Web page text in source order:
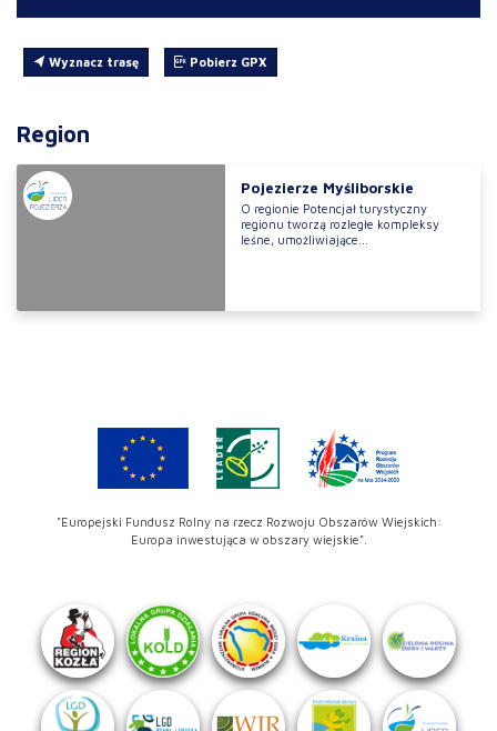
Wyznacz trasę Pobierz GPX
Region
Pojezierze Myśliborskie
O regionie Potencjał turystyczny
regionu tworzą rozległe kompleksy
leśne, umożliwiające...
"Europejski Fundusz Rolny na rzecz Rozwoju Obszarów Wiejskich:
Europa inwestująca w obszary wiejskie".